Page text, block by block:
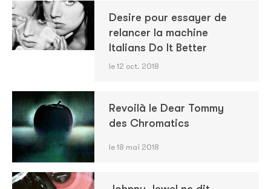
Desire pour essayer de
relancer la machine
Italians Do It Better
le 12 oct. 2018
Revoilà le Dear Tommy
des Chromatics
le 18 mai 2018